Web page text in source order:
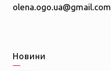
olena.ogo.ua@gmail.com
Новини